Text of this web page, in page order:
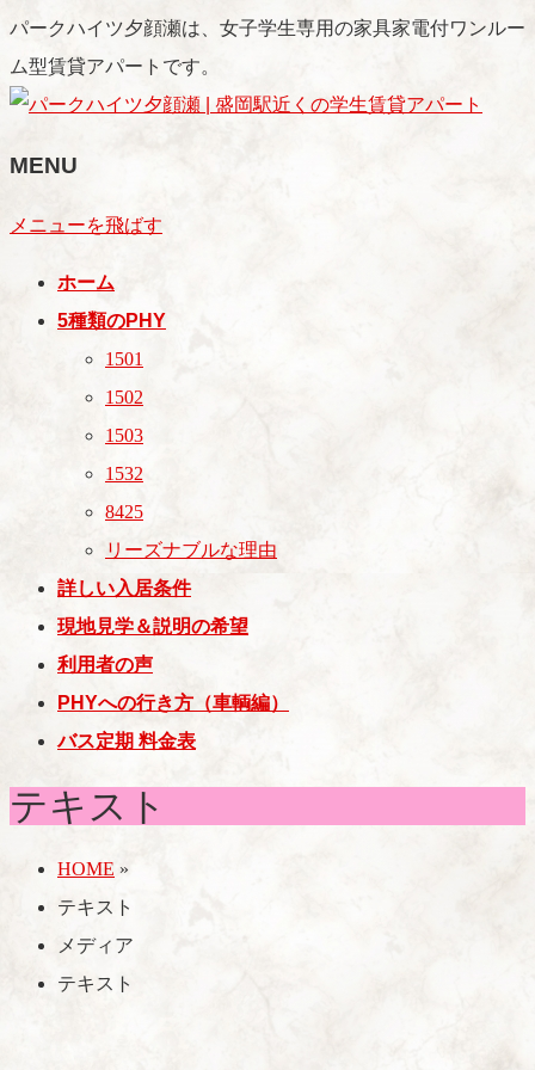
パークハイツ夕顔瀬は、女子学生専用の家具家電付ワンルー
ム型賃貸アパートです。
MENU
メニューを飛ばす
ホーム
5種類のPHY
1501
1502
1503
1532
8425
リーズナブルな理由
詳しい入居条件
現地見学＆説明の希望
利用者の声
PHYへの行き方（車輌編）
バス定期 料金表
テキスト
HOME »
テキスト
メディア
テキスト